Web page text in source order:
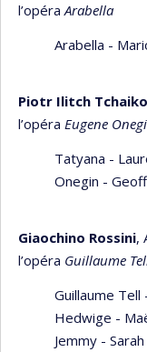
l’opéraArabella
Arabella -
Piotr Ilitch
l’opéra Eugene
Tatyana -
Onegin -
Giaochino Rossini,
l’opéra Guillaume
Guillaume
Hedwige -
Jemmy -